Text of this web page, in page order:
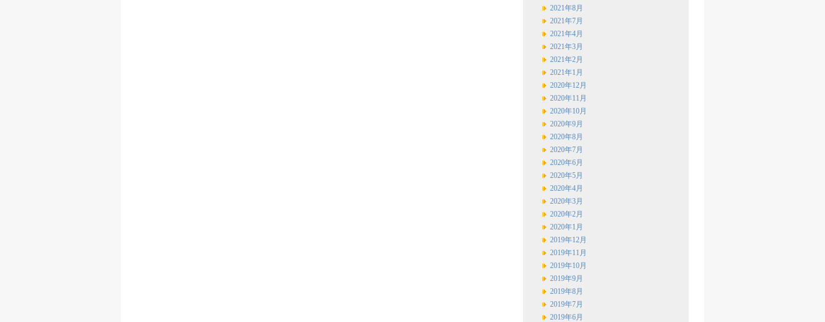
2021年8月
2021年7月
2021年4月
2021年3月
2021年2月
2021年1月
2020年12月
2020年11月
2020年10月
2020年9月
2020年8月
2020年7月
2020年6月
2020年5月
2020年4月
2020年3月
2020年2月
2020年1月
2019年12月
2019年11月
2019年10月
2019年9月
2019年8月
2019年7月
2019年6月